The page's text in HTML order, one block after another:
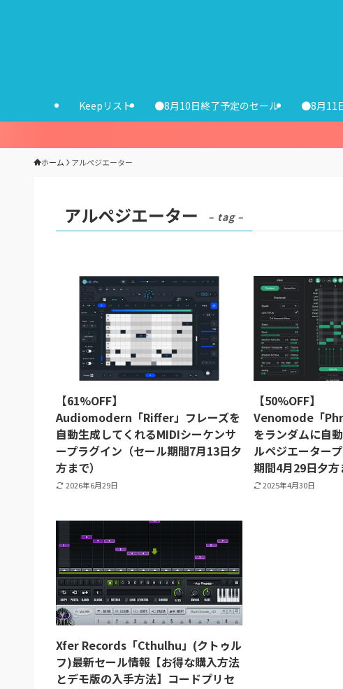
Keepリスト ●8月10日終了予定のセール ●8月11
ホーム アルペジエーター
アルペジエーター – tag –
【61%OFF】
Audiomodern「Riffer」フレーズを
自動生成してくれるMIDIシーケンサ
ープラグイン（セール期間7月13日夕
方まで）
2026年6月29日
【50%OFF】
Venomode「
をランダムに自
ルペジエーター
期間4月29日夕方
2025年4月30日
Xfer Records「Cthulhu」(クトゥル
フ)最新セール情報【お得な購入方法
とデモ版の入手方法】コードプリセ